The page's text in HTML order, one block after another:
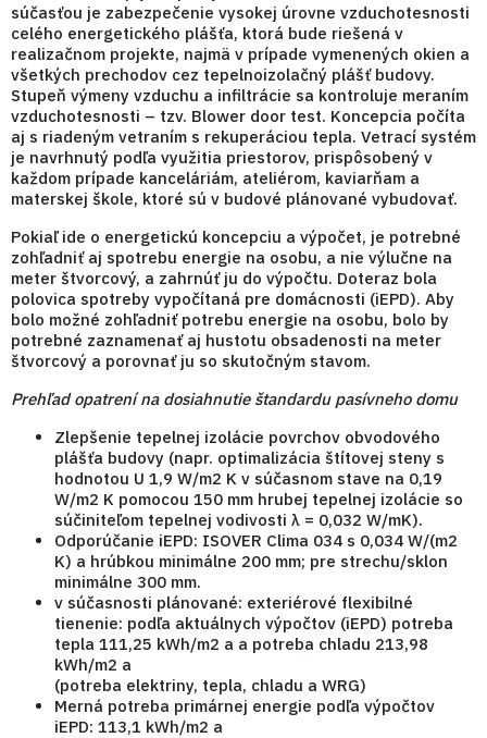
súčasťou je zabezpečenie vysokej úrovne vzduchotesnosti
celého energetického plášťa, ktorá bude riešená v
realizačnom projekte, najmä v prípade vymenených okien a
všetkých prechodov cez tepelnoizolačný plášť budovy.
Stupeň výmeny vzduchu a infiltrácie sa kontroluje meraním
vzduchotesnosti – tzv. Blower door test. Koncepcia počíta
aj s riadeným vetraním s rekuperáciou tepla. Vetrací systém
je navrhnutý podľa využitia priestorov, prispôsobený v
každom prípade kanceláriám, ateliérom, kaviarňam a
materskej škole, ktoré sú v budové plánované vybudovať.
Pokiaľ ide o energetickú koncepciu a výpočet, je potrebné
zohľadniť aj spotrebu energie na osobu, a nie výlučne na
meter štvorcový, a zahrnúť ju do výpočtu. Doteraz bola
polovica spotreby vypočítaná pre domácnosti (iEPD). Aby
bolo možné zohľadniť potrebu energie na osobu, bolo by
potrebné zaznamenať aj hustotu obsadenosti na meter
štvorcový a porovnať ju so skutočným stavom.
Prehľad opatrení na dosiahnutie štandardu pasívneho domu
Zlepšenie tepelnej izolácie povrchov obvodového
plášťa budovy (napr. optimalizácia štítovej steny s
hodnotou U 1,9 W/m2 K v súčasnom stave na 0,19
W/m2 K pomocou 150 mm hrubej tepelnej izolácie so
súčiniteľom tepelnej vodivosti λ = 0,032 W/mK).
Odporúčanie iEPD: ISOVER Clima 034 s 0,034 W/(m2
K) a hrúbkou minimálne 200 mm; pre strechu/sklon
minimálne 300 mm.
v súčasnosti plánované: exteriérové flexibilné
tienenie: podľa aktuálnych výpočtov (iEPD) potreba
tepla 111,25 kWh/m2 a a potreba chladu 213,98
kWh/m2 a
(potreba elektriny, tepla, chladu a WRG)
Merná potreba primárnej energie podľa výpočtov
iEPD: 113,1 kWh/m2 a